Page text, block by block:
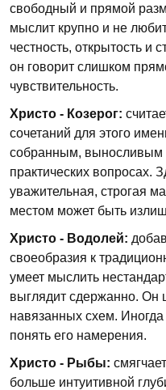
свободный и прямой
мыслит крупно и не
честность, открытость и
он говорит слишком
чувствительность.
Христо - Козерог:
сочетаний для этого
собранным, выносливым
практических вопросах.
уважительная, строгая
местом может быть
Христо - Водолей:
своеобразия к
умеет мыслить
выглядит сдержанно. Он
навязанных схем.
понять его намерения.
Христо - Рыбы:
больше интуитивной